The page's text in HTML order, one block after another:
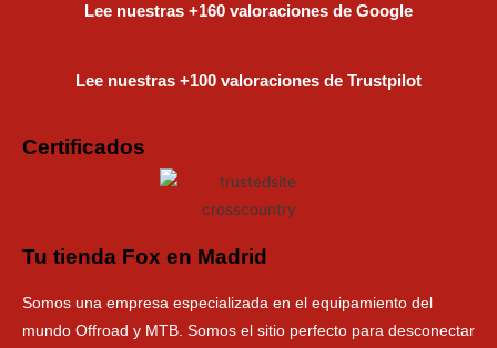
Lee nuestras +160 valoraciones de Google
Lee nuestras +100 valoraciones de Trustpilot
Certificados
Tu tienda Fox en Madrid
Somos una empresa especializada en el equipamiento del
mundo Offroad y MTB. Somos el sitio perfecto para desconectar